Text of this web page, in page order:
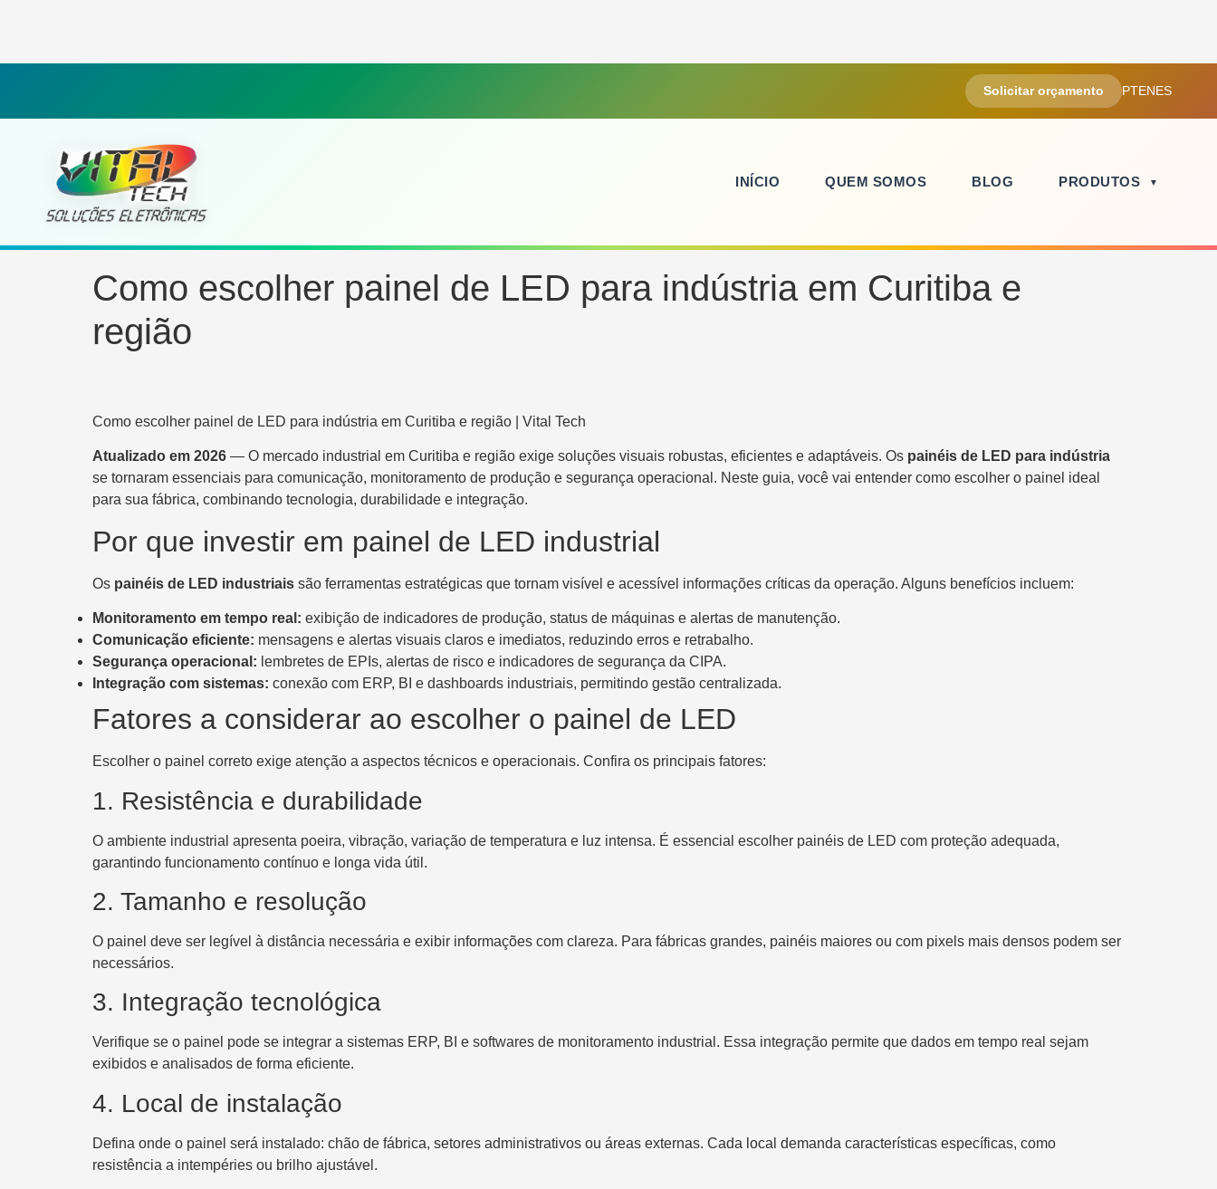
Solicitar orçamento PTENES
INÍCIO QUEM SOMOS BLOG PRODUTOS
Como escolher painel de LED para indústria em Curitiba e
região
Como escolher painel de LED para indústria em Curitiba e região | Vital Tech
Atualizado em 2026 — O mercado industrial em Curitiba e região exige soluções visuais robustas, eficientes e adaptáveis. Os painéis de LED para indústria
se tornaram essenciais para comunicação, monitoramento de produção e segurança operacional. Neste guia, você vai entender como escolher o painel ideal
para sua fábrica, combinando tecnologia, durabilidade e integração.
Por que investir em painel de LED industrial
Os painéis de LED industriais são ferramentas estratégicas que tornam visível e acessível informações críticas da operação. Alguns benefícios incluem:
Monitoramento em tempo real: exibição de indicadores de produção, status de máquinas e alertas de manutenção.
Comunicação eficiente: mensagens e alertas visuais claros e imediatos, reduzindo erros e retrabalho.
Segurança operacional: lembretes de EPIs, alertas de risco e indicadores de segurança da CIPA.
Integração com sistemas: conexão com ERP, BI e dashboards industriais, permitindo gestão centralizada.
Fatores a considerar ao escolher o painel de LED
Escolher o painel correto exige atenção a aspectos técnicos e operacionais. Confira os principais fatores:
1. Resistência e durabilidade
O ambiente industrial apresenta poeira, vibração, variação de temperatura e luz intensa. É essencial escolher painéis de LED com proteção adequada,
garantindo funcionamento contínuo e longa vida útil.
2. Tamanho e resolução
O painel deve ser legível à distância necessária e exibir informações com clareza. Para fábricas grandes, painéis maiores ou com pixels mais densos podem ser
necessários.
3. Integração tecnológica
Verifique se o painel pode se integrar a sistemas ERP, BI e softwares de monitoramento industrial. Essa integração permite que dados em tempo real sejam
exibidos e analisados de forma eficiente.
4. Local de instalação
Defina onde o painel será instalado: chão de fábrica, setores administrativos ou áreas externas. Cada local demanda características específicas, como
resistência a intempéries ou brilho ajustável.